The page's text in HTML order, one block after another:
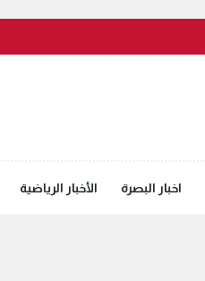
اخبار البصرة الأخبار الرياضية